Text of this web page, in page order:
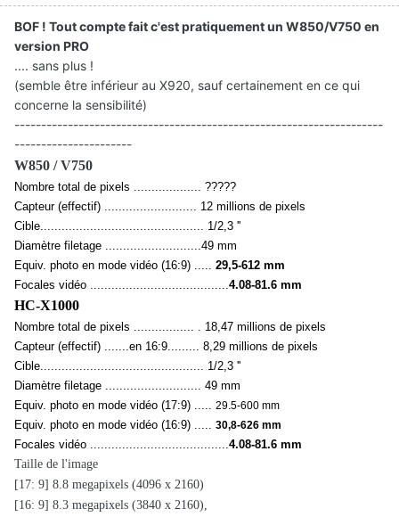
BOF ! Tout compte fait c'est pratiquement un W850/V750 en
version PRO
.... sans plus !
(semble être inférieur au X920, sauf certainement en ce qui
concerne la sensibilité)
---------------------------------------------------------------------
----------------------
W850 / V750
Nombre total de pixels ................... ?????
Capteur (effectif) .......................... 12 millions de pixels
Cible.............................................. 1/2,3 ''
Diamètre filetage ...........................49 mm
Equiv. photo en mode vidéo (16:9) ..... 29,5-612 mm
Focales vidéo ....................................... 4.08-81.6 mm
HC-X1000
Nombre total de pixels ................. . 18,47 millions de pixels
Capteur (effectif) .......en 16:9......... 8,29 millions de pixels
Cible.............................................. 1/2,3 ''
Diamètre filetage ........................... 49 mm
Equiv. photo en mode vidéo (17:9) ..... 29.5-600 mm
Equiv. photo en mode vidéo (16:9) ..... 30,8-626 mm
Focales vidéo ....................................... 4.08-81.6 mm
Taille de l'image
[17: 9] 8.8 megapixels (4096 x 2160)
[16: 9] 8.3 megapixels (3840 x 2160),